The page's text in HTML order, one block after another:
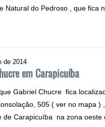
Natural do Pedroso , que fica
de 2014
em Carapicuíba
Gabriel Chucre fica
505 ( ver no mapa )
de Carapicuíba na zona oeste